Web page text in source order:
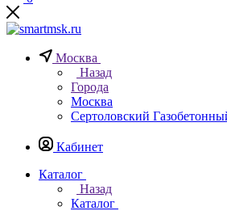
Москва
Назад
Города
Москва
Сертоловский
Кабинет
Каталог
Назад
Каталог